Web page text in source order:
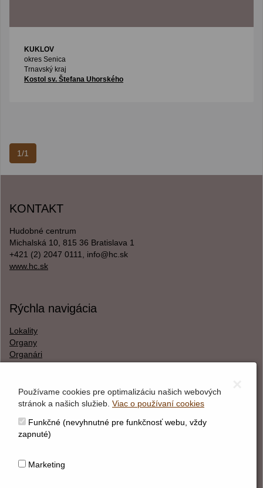
KUKLOV
okres Senica
Trnavský kraj
Kostol sv. Štefana Uhorského
1/1
KONTAKT
Hudobné centrum
Michalská 10, 815 36 Bratislava 1
+421 (2) 2047 0111, info@hc.sk
www.hc.sk
Rýchla navigácia
Lokality
Organy
Organári
O webstránke
Správca obsahu
Vyhlásenie o cookies
Používame cookies pre optimalizáciu našich webových
stránok a našich služieb. Viac o používaní cookies
Funkčné (nevyhnutné pre funkčnosť webu, vždy
zapnuté)
Marketing